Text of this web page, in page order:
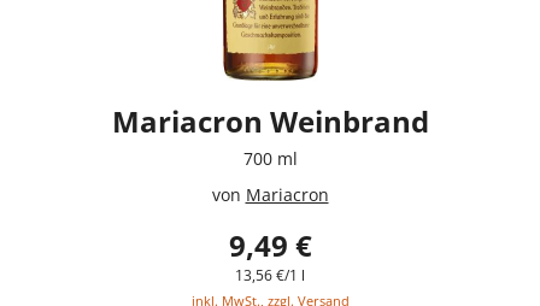
Mariacron Weinbrand
700 ml
von Mariacron
9,49 €
13,56 €/1 l
inkl. MwSt., zzgl. Versand